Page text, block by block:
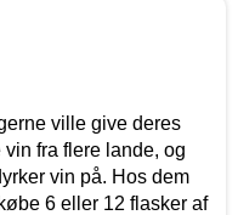
ville give deres
fra flere lande, og
vin på. Hos dem
6 eller 12 flasker af